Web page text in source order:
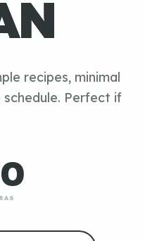
recipes, minimal
schedule. Perfect if